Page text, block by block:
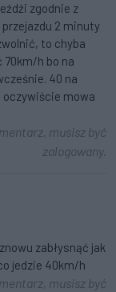
zgodnie z
2 minuty
to chyba
70km/h bo na
40 na
oczywiście mowa
musisz być
zalogowany.
zabłysnąć jak
jedzie 40km/h
musisz być